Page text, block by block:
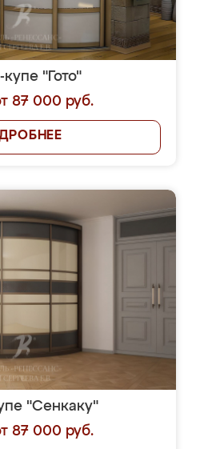
"Гото"
87 000 руб.
"Сенкаку"
87 000 руб.